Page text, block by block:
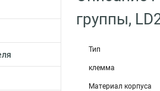
группы,
Тип
клемма
Материал корпуса